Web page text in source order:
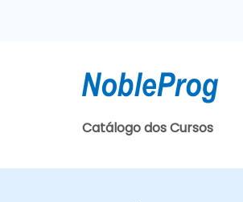
Catálogo dos Cursos